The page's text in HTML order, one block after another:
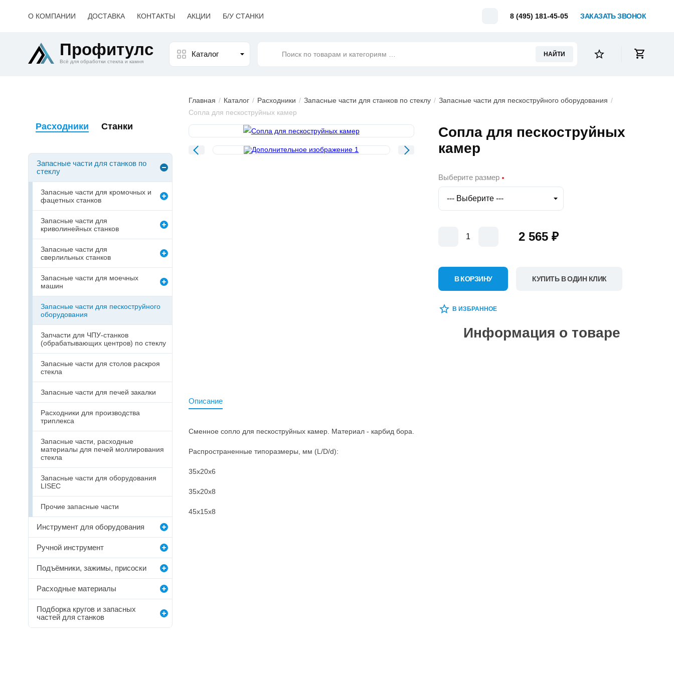
Профитулс
Всё для обработки стекла и камня
Каталог Поиск по товарам и категориям НАЙТИ
О КОМПАНИИ ДОСТАВКА КОНТАКТЫ АКЦИИ Б/У СТАНКИ Telegram8 (495) 181-45-05 ЗАКАЗАТЬ ЗВОНОК
Главная Каталог Расходники Запасные части для станков по стеклу
Запасные части для пескоструйного оборудования
Сопла для пескоструйных камер
Сопла для пескоструйных
камер
Изображения
Выберите размер
--- Выберите ---
2 565 ₽
В КОРЗИНУ КУПИТЬ В ОДИН КЛИК
В ИЗБРАННОЕ
Информация о товаре
Описание
Сменное сопло для пескоструйных камер. Материал - карбид бора.
Распространенные типоразмеры, мм (L/D/d):
35х20х6
35х20х8
45х15х8
Расходники Станки
Запасные части для станков по
стеклу
Запасные части для кромочных и
фацетных станков
Запасные части для
криволинейных станков
Запасные части для
сверлильных станков
Запасные части для моечных
машин
Запасные части для пескоструйного
оборудования
Запчасти для ЧПУ-станков
(обрабатывающих центров) по стеклу
Запасные части для столов раскроя
стекла
Запасные части для печей закалки
Расходники для производства
триплекса
Запасные части, расходные
материалы для печей моллирования
стекла
Запасные части для оборудования
LISEC
Прочие запасные части
Инструмент для оборудования
Ручной инструмент
Подъёмники, зажимы, присоски
Расходные материалы
Подборка кругов и запасных
частей для станков